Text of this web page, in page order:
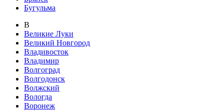
Бугульма
В
Великие Луки
Великий Новгород
Владивосток
Владимир
Волгоград
Волгодонск
Волжский
Вологда
Воронеж